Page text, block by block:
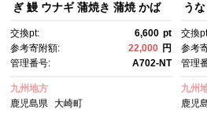
ぎ 鰻 ウナギ 蒲焼き 蒲焼 かば
重 ひつまぶし 蒲焼 訳あり ギフ
ト 人気 おすすめ 鹿児島県 大崎
町 大隅半島 鰻 うなぎ ウナ
ギ 鰻 人気 ウナギ うなぎ おす
すめ ランキング うなぎ おいし
い unagi うなぎ 【うなぎ蒲
交換pt: 6,600 pt
参考寄附額:
22,000 円
管理番号:
A702-NT
九州地方
鹿児島県
大崎町
う
産
な
気
町
ナ
グ
交換
参考
管理
九州
鹿児